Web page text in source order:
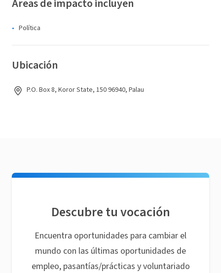
Áreas de impacto incluyen
Política
Ubicación
P.O. Box 8, Koror State, 150 96940, Palau
Descubre tu vocación
Encuentra oportunidades para cambiar el
mundo con las últimas oportunidades de
empleo, pasantías/prácticas y voluntariado